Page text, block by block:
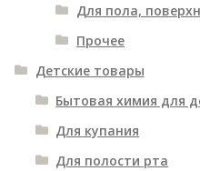
Для пола,
Прочее
Детские товары
Бытовая химия для
Для купания
Для полости рта